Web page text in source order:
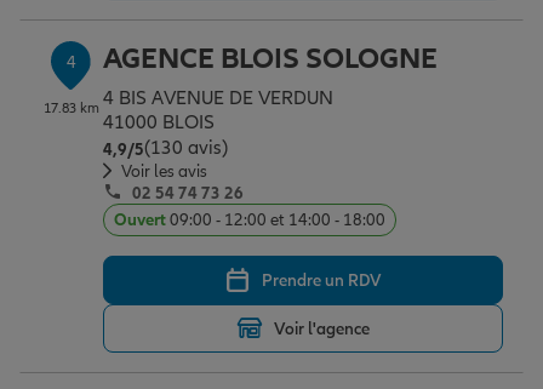
4
17.83 km
AGENCE BLOIS SOLOGNE
4 BIS AVENUE DE VERDUN
41000 BLOIS
4,9/5Note de 4.9 sur 5
(130 avis)
Voir les avis
02 54 74 73 26
Ouvert09:00 - 12:00 et 14:00 - 18:00
Prendre un RDV
Voir l'agence